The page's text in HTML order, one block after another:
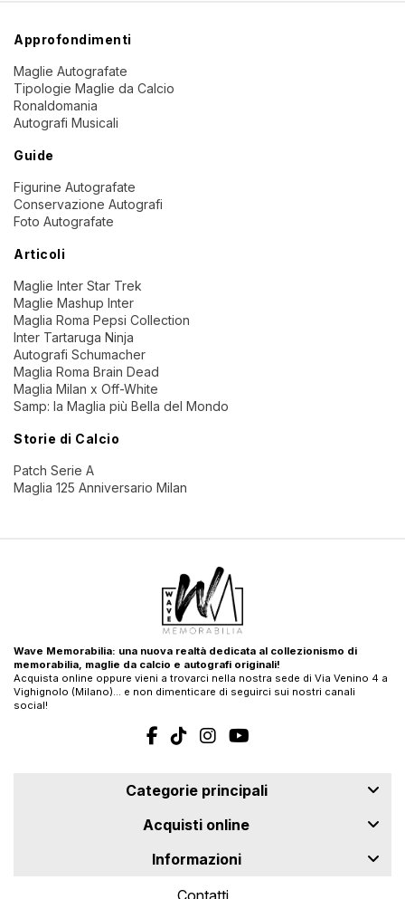
Approfondimenti
Maglie Autografate
Tipologie Maglie da Calcio
Ronaldomania
Autografi Musicali
Guide
Figurine Autografate
Conservazione Autografi
Foto Autografate
Articoli
Maglie Inter Star Trek
Maglie Mashup Inter
Maglia Roma Pepsi Collection
Inter Tartaruga Ninja
Autografi Schumacher
Maglia Roma Brain Dead
Maglia Milan x Off-White
Samp: la Maglia più Bella del Mondo
Storie di Calcio
Patch Serie A
Maglia 125 Anniversario Milan
Wave Memorabilia: una nuova realtà dedicata al collezionismo di
memorabilia, maglie da calcio e autografi originali!
Acquista online oppure vieni a trovarci nella nostra sede di Via Venino 4 a
Vighignolo (Milano)… e non dimenticare di seguirci sui nostri canali
social!
Categorie principali
Acquisti online
Informazioni